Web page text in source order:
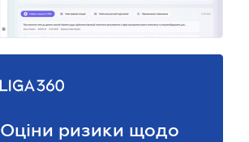
Оціни ризики щодо